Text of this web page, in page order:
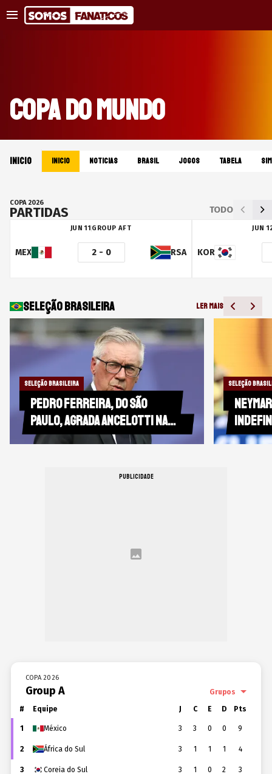
COPA DO MUNDO
INICIO INICIO NOTICIAS BRASIL JOGOS TABELA
Seleção brasileira LER MAIS
SELEÇÃO BRASILEIRA
Pedro Ferreira, do São
Paulo, agrada Ancelotti na
seleção
SELEÇÃO
do
PUBLICIDADE